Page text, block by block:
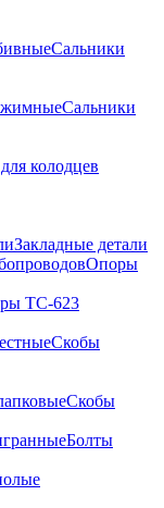
Сальники
Сальники
Закладные детали
Опоры
ТС-623
Скобы
Скобы
Болты